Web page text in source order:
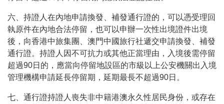
六、持證人在內地申請換發、補發通行證的，可以憑受理回
執原件在內地合法停留，也可以申辦一次性出境證件出境
後，向香港中旅集團、澳門中國旅行社遞交申請換發、補發
通行證。持證人因不可抗力或其他正當理由，入境後需停留
超過90日的，應當向停留地設區的市級以上公安機關出入境
管理機構申請延長停留期，延期最長不超過90日。
七、通行證持證人喪失非中籍港澳永久性居民身份，或存在